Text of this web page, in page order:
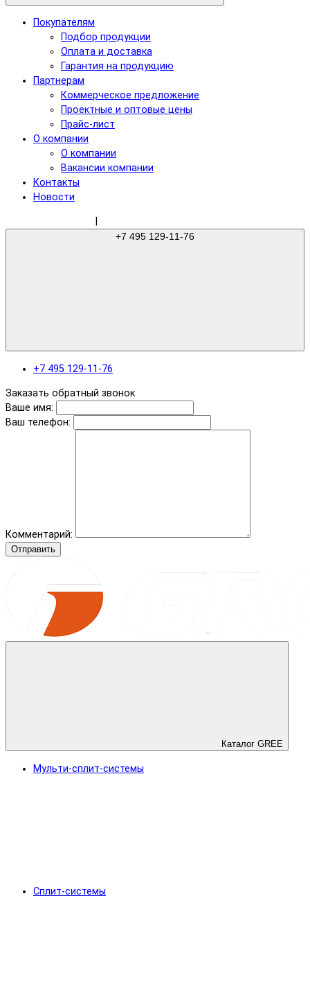
Покупателям
Подбор продукции
Оплата и доставка
Гарантия на продукцию
Партнерам
Коммерческое предложение
Проектные и оптовые цены
Прайс-лист
О компании
О компании
Вакансии компании
Контакты
Новости
+7 495 129-11-76
Заказать обратный звонок
Ваше имя:
Ваш телефон:
Комментарий:
Отправить
Каталог GREE
Мульти-сплит-системы
Сплит-системы